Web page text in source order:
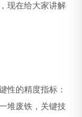
，现在给大家讲解
的精度指标：
堆废铁，关键技